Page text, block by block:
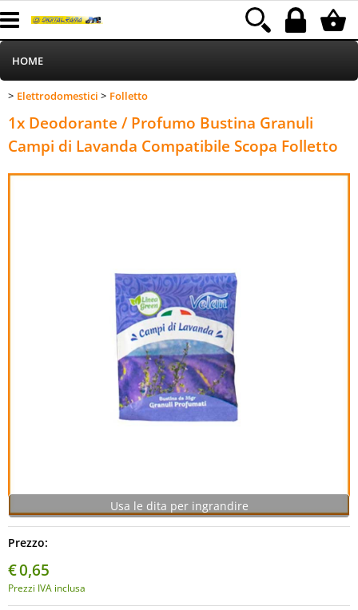
Categoria: HOME>Elettrodomestici
HOME
Informatica
Telefonia
Elettrodomestici Folletto
1x Deodorante / Profumo Bustina Granuli
Campi di Lavanda Compatibile Scopa Folletto
Usa le dita per ingrandire
Prezzo:
€0,65
Prezzi IVA inclusa